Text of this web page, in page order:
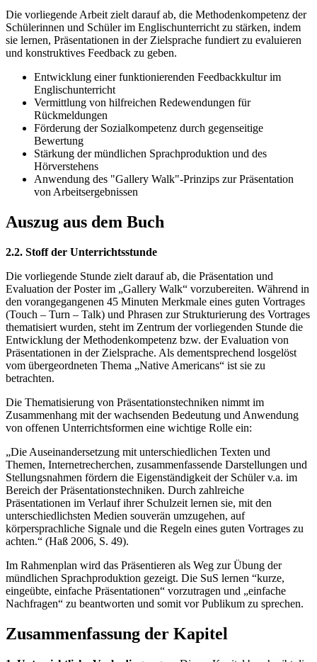
Die vorliegende Arbeit zielt darauf ab, die Methodenkompetenz der
Schülerinnen und Schüler im Englischunterricht zu stärken, indem
sie lernen, Präsentationen in der Zielsprache fundiert zu evaluieren
und konstruktives Feedback zu geben.
Entwicklung einer funktionierenden Feedbackkultur im
Englischunterricht
Vermittlung von hilfreichen Redewendungen für
Rückmeldungen
Förderung der Sozialkompetenz durch gegenseitige
Bewertung
Stärkung der mündlichen Sprachproduktion und des
Hörverstehens
Anwendung des "Gallery Walk"-Prinzips zur Präsentation
von Arbeitsergebnissen
Auszug aus dem Buch
2.2. Stoff der Unterrichtsstunde
Die vorliegende Stunde zielt darauf ab, die Präsentation und
Evaluation der Poster im „Gallery Walk“ vorzubereiten. Während in
den vorangegangenen 45 Minuten Merkmale eines guten Vortrages
(Touch – Turn – Talk) und Phrasen zur Strukturierung des Vortrages
thematisiert wurden, steht im Zentrum der vorliegenden Stunde die
Entwicklung der Methodenkompetenz bzw. der Evaluation von
Präsentationen in der Zielsprache. Als dementsprechend losgelöst
vom übergeordneten Thema „Native Americans“ ist sie zu
betrachten.
Die Thematisierung von Präsentationstechniken nimmt im
Zusammenhang mit der wachsenden Bedeutung und Anwendung
von offenen Unterrichtsformen eine wichtige Rolle ein:
„Die Auseinandersetzung mit unterschiedlichen Texten und
Themen, Internetrecherchen, zusammenfassende Darstellungen und
Stellungsnahmen fördern die Eigenständigkeit der Schüler v.a. im
Bereich der Präsentationstechniken. Durch zahlreiche
Präsentationen im Verlauf ihrer Schulzeit lernen sie, mit den
unterschiedlichsten Medien souverän umzugehen, auf
körpersprachliche Signale und die Regeln eines guten Vortrages zu
achten.“ (Haß 2006, S. 49).
Im Rahmenplan wird das Präsentieren als Weg zur Übung der
mündlichen Sprachproduktion gezeigt. Die SuS lernen “kurze,
eingeübte, einfache Präsentationen“ vorzutragen und „einfache
Nachfragen“ zu beantworten und somit vor Publikum zu sprechen.
Zusammenfassung der Kapitel